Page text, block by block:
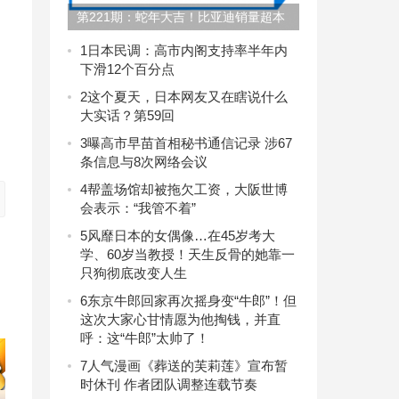
第221期：蛇年大吉！比亚迪销量超本
田；国民巨星正式宣布退圈？福岛核污
染水中方检测结果已出 | 百通板
1日本民调：高市内阁支持率半年内
下滑12个百分点
2这个夏天，日本网友又在瞎说什么
大实话？第59回
3曝高市早苗首相秘书通信记录 涉67
条信息与8次网络会议
4帮盖场馆却被拖欠工资，大阪世博
会表示：“我管不着”
5风靡日本的女偶像…在45岁考大
学、60岁当教授！天生反骨的她靠一
只狗彻底改变人生
6东京牛郎回家再次摇身变“牛郎”！但
这次大家心甘情愿为他掏钱，并直
呼：这“牛郎”太帅了！
7人气漫画《葬送的芙莉莲》宣布暂
时休刊 作者团队调整连载节奏